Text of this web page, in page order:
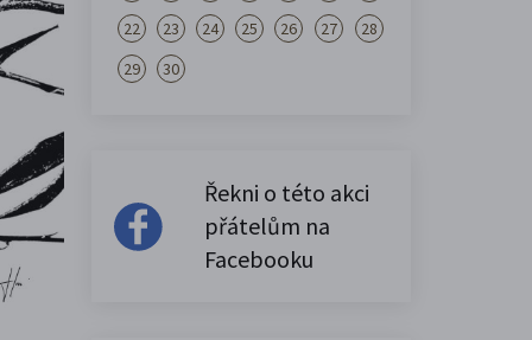
22
23 24 25 26 27
28
29
30
Řekni o této akci
přátelům na
Facebooku